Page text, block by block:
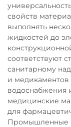
свойств
выполнять
жидкостей до
соответствуют
санитарному
и
водоснабжения
медицинские
для
Промышленные